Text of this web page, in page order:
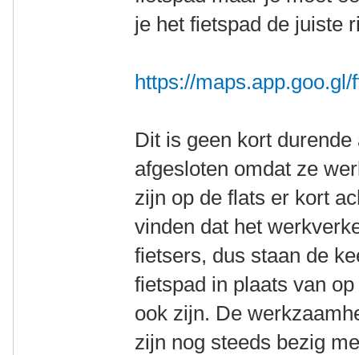
je het fietspad de juiste
https://
Dit is geen kort
afgesloten omdat ze
zijn op de flats er kort
vinden dat het
fietsers, dus staan de
fietspad in plaats van
ook zijn. De
zijn nog steeds bezig